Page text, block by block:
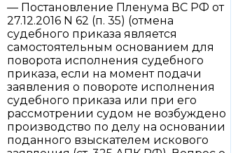
— Постановление Пленума ВС РФ от
27.12.2016 N 62 (п. 35) (отмена
судебного приказа является
самостоятельным основанием для
поворота исполнения судебного
приказа, если на момент подачи
заявления о повороте исполнения
судебного приказа или при его
рассмотрении судом не возбуждено
производство по делу на основании
поданного взыскателем искового